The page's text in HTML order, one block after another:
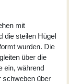
mit
die steilen Hügel
wurden. Die
über die
ein, während
schweben über